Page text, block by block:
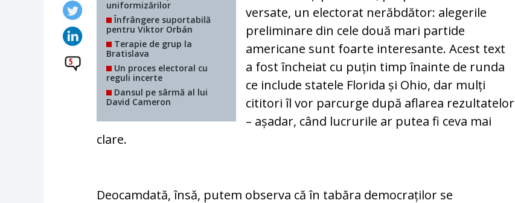
5
uniformizărilor
Înfrângere suportabilă
pentru Viktor Orbán
Terapie de grup la
Bratislava
Un proces electoral cu
reguli incerte
Dansul pe sârmă al lui
David Cameron
versate, un electorat nerăbdător: alegerile
preliminare din cele două mari partide
americane sunt foarte interesante. Acest text
a fost încheiat cu pu­țin timp înainte de runda
ce include statele Florida și Ohio, dar mulți
cititori îl vor parcurge după aflarea rezultatelor
– așadar, când lu­crurile ar putea fi ceva mai
clare.
Deocamdată, însă, putem ob­serva că în tabăra de­mo­craților se